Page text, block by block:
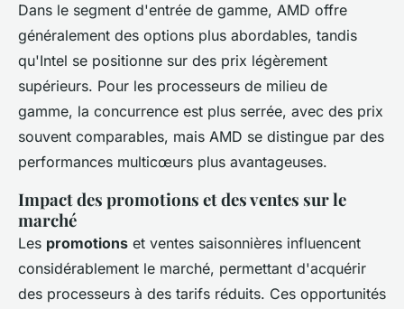
Dans le segment d'entrée de gamme, AMD offre
généralement des options plus abordables, tandis
qu'Intel se positionne sur des prix légèrement
supérieurs. Pour les processeurs de milieu de
gamme, la concurrence est plus serrée, avec des prix
souvent comparables, mais AMD se distingue par des
performances multicœurs plus avantageuses.
Impact des promotions et des ventes sur le
marché
Les promotions et ventes saisonnières influencent
considérablement le marché, permettant d'acquérir
des processeurs à des tarifs réduits. Ces opportunités